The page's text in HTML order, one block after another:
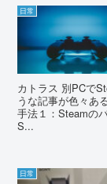
日常
カトラス 別PCで
うな記事が色々あ
手法１：Steamの
S...
日常